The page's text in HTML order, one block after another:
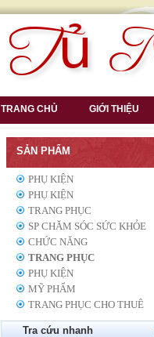
TRANG CHỦ GIỚI THIỆU
SẢN PHẨM
PHỤ KIỆN
PHỤ KIỆN
TRANG PHỤC
SP CHĂM SÓC SỨC KHỎE
CHỨC NĂNG
TRANG PHỤC
PHỤ KIỆN
MỸ PHẨM
TRANG PHỤC CHO THUÊ
Tra cứu nhanh